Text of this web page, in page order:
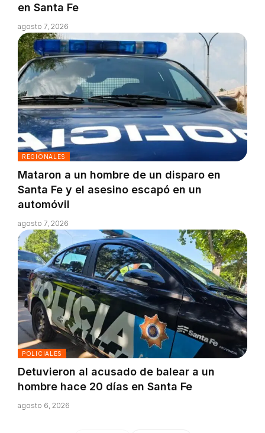
en Santa Fe
agosto 7, 2026
REGIONALES
Mataron a un hombre de un disparo en
Santa Fe y el asesino escapó en un
automóvil
agosto 7, 2026
POLICIALES
Detuvieron al acusado de balear a un
hombre hace 20 días en Santa Fe
agosto 6, 2026